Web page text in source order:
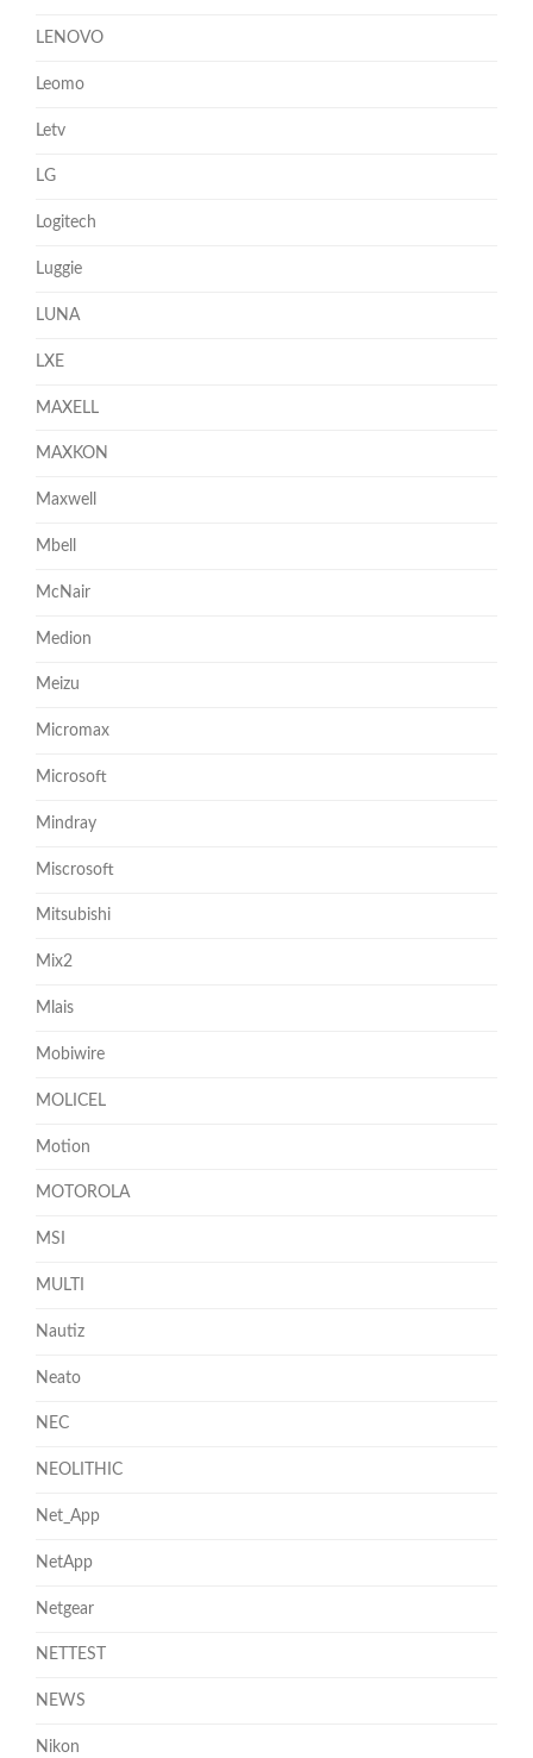
LENOVO
Leomo
Letv
LG
Logitech
Luggie
LUNA
LXE
MAXELL
MAXKON
Maxwell
Mbell
McNair
Medion
Meizu
Micromax
Microsoft
Mindray
Miscrosoft
Mitsubishi
Mix2
Mlais
Mobiwire
MOLICEL
Motion
MOTOROLA
MSI
MULTI
Nautiz
Neato
NEC
NEOLITHIC
Net_App
NetApp
Netgear
NETTEST
NEWS
Nikon